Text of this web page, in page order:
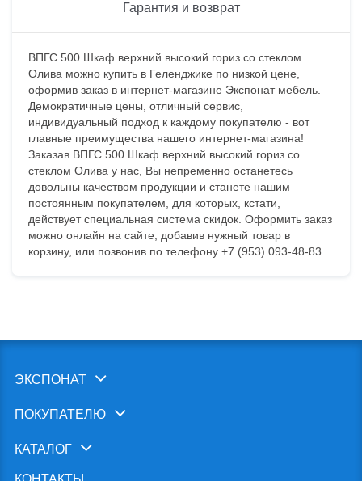
Гарантия и возврат
ВПГС 500 Шкаф верхний высокий гориз со стеклом
Олива можно купить в Геленджике по низкой цене,
оформив заказ в интернет-магазине Экспонат мебель.
Демократичные цены, отличный сервис,
индивидуальный подход к каждому покупателю - вот
главные преимущества нашего интернет-магазина!
Заказав ВПГС 500 Шкаф верхний высокий гориз со
стеклом Олива у нас, Вы непременно останетесь
довольны качеством продукции и станете нашим
постоянным покупателем, для которых, кстати,
действует специальная система скидок. Оформить заказ
можно онлайн на сайте, добавив нужный товар в
корзину, или позвонив по телефону +7 (953) 093-48-83
ЭКСПОНАТ
ПОКУПАТЕЛЮ
КАТАЛОГ